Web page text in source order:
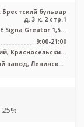
бульвар
д. 3 к. 2 стр.1
Signa Greator 1,5 т
закрытый тип
9:00-21:00
Красносельский,
Петродворцовый
завод, Ленинский